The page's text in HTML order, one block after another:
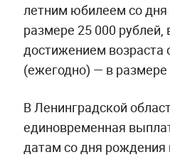
летним юбилеем со
размере 25 000 рублей,
достижением возраста
(ежегодно) — в размере
В Ленинградской
единовременная
датам со дня